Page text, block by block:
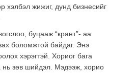
хэлбэл жижиг, дунд бизнесийг
буцааж “крант”- аа
боломжтой байдаг. Энэ
хэрэгтэй. Хориог бага
нь зөв шийдэл. Мэдээж, хорио